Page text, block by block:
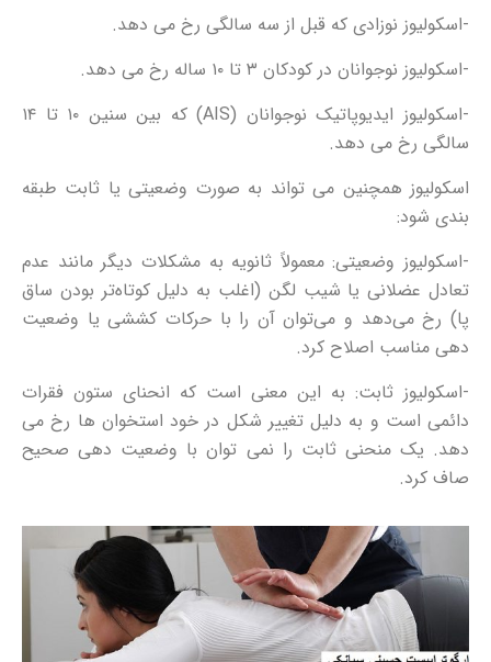
-اسکولیوز نوزادی که قبل از سه سالگی رخ می دهد.
-اسکولیوز نوجوانان در کودکان ۳ تا ۱۰ ساله رخ می دهد.
-اسکولیوز ایدیوپاتیک نوجوانان (AIS) که بین سنین ۱۰ تا ۱۴
سالگی رخ می دهد.
اسکولیوز همچنین می تواند به صورت وضعیتی یا ثابت طبقه
بندی شود:
-اسکولیوز وضعیتی: معمولاً ثانویه به مشکلات دیگر مانند عدم
تعادل عضلانی یا شیب لگن (اغلب به دلیل کوتاه‌تر بودن ساق
پا) رخ می‌دهد و می‌توان آن را با حرکات کششی یا وضعیت
دهی مناسب اصلاح کرد.
-اسکولیوز ثابت: به این معنی است که انحنای ستون فقرات
دائمی است و به دلیل تغییر شکل در خود استخوان ها رخ می
دهد. یک منحنی ثابت را نمی توان با وضعیت دهی صحیح
صاف کرد.